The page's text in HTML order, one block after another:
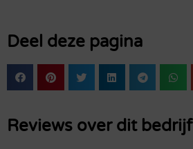
Deel deze pagina
Reviews over dit bedrijf